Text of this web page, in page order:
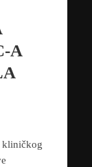
A
kliničkog